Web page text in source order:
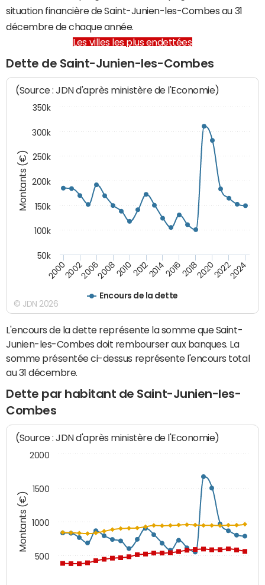
situation financière de Saint-Junien-les-Combes au 31
décembre de chaque année.
Les villes les plus endettées
Dette de Saint-Junien-les-Combes
Montants (€)
(Source : JDN d'après ministère de l'Economie)
Encours de la dette
200020022006200820102012201420162018202020222024
50k
100k
150k
200k
250k
300k
350k
© JDN 2026
L'encours de la dette représente la somme que Saint-
Junien-les-Combes doit rembourser aux banques. La
somme présentée ci-dessus représente l'encours total
au 31 décembre.
Dette par habitant de Saint-Junien-les-
Combes
Montants (€)
(Source : JDN d'après ministère de l'Economie)
500
1000
1500
2000